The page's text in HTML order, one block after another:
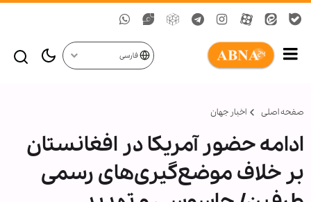
فارسی
صفحه اصلی اخبار جهان
ادامه حضور آمریکا در افغانستان
بر خلاف موضع‌گیری‌های رسمی